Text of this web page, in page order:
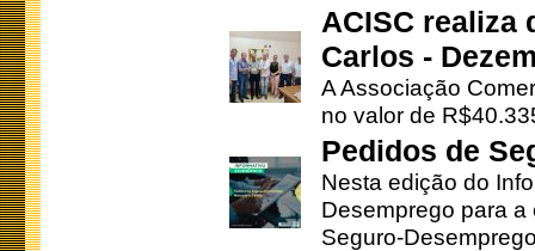
ACISC realiza
Carlos -
A Associação
no valor de
Pedidos de
Nesta edição do
Desemprego para
Seguro-